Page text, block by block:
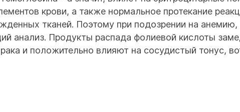
крови, а также нормальное протекание
тканей. Поэтому при подозрении на анемию,
анализ. Продукты распада фолиевой кислоты
и положительно влияют на сосудистый тонус,